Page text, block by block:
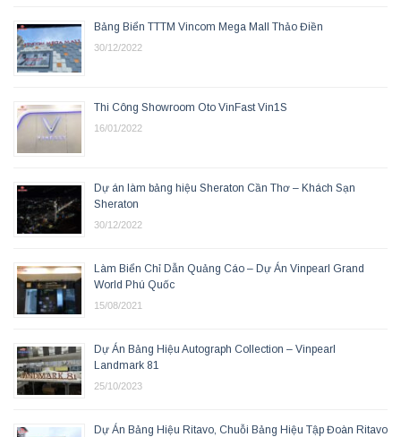
Bảng Biển TTTM Vincom Mega Mall Thảo Điền
30/12/2022
Thi Công Showroom Oto VinFast Vin1S
16/01/2022
Dự án làm bảng hiệu Sheraton Cần Thơ – Khách Sạn
Sheraton
30/12/2022
Làm Biển Chỉ Dẫn Quảng Cáo – Dự Án Vinpearl Grand
World Phú Quốc
15/08/2021
Dự Án Bảng Hiệu Autograph Collection – Vinpearl
Landmark 81
25/10/2023
Dự Án Bảng Hiệu Ritavo, Chuỗi Bảng Hiệu Tập Đoàn Ritavo